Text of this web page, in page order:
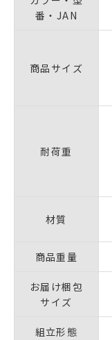
番・JAN
商品サイズ
耐荷重
材質
商品重量
お届け梱包
サイズ
組立形態